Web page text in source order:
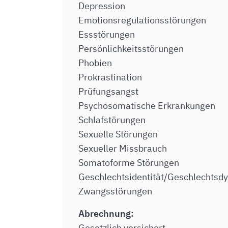
Depression
Emotionsregulationsstörungen
Essstörungen
Persönlichkeitsstörungen
Phobien
Prokrastination
Prüfungsangst
Psychosomatische Erkrankungen
Schlafstörungen
Sexuelle Störungen
Sexueller Missbrauch
Somatoforme Störungen
Geschlechtsidentität/
Zwangsstörungen
Abrechnung: